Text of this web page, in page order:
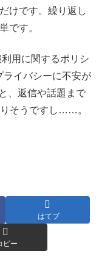
けです。繰り返し
です。
利用に関するポリシ
ライバシーに不安が
、返信や話題まで
そうですし……。
はてブ
ピー